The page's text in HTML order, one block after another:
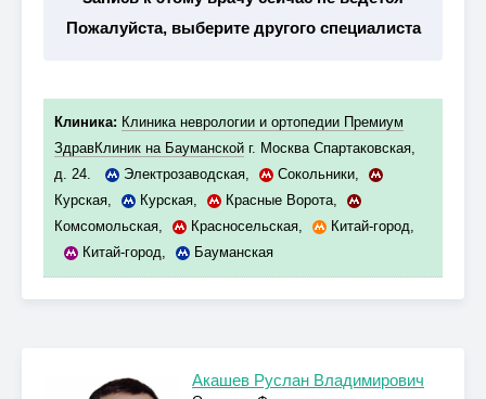
Пожалуйста, выберите другого специалиста
Клиника: Клиника неврологии и ортопедии Премиум
ЗдравКлиник на Бауманской г. Москва Спартаковская,
д. 24.
Электрозаводская, Сокольники,
Курская, Курская, Красные Ворота,
Комсомольская, Красносельская, Китай-город,
Китай-город, Бауманская
Акашев Руслан Владимирович